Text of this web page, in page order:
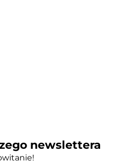
newslettera